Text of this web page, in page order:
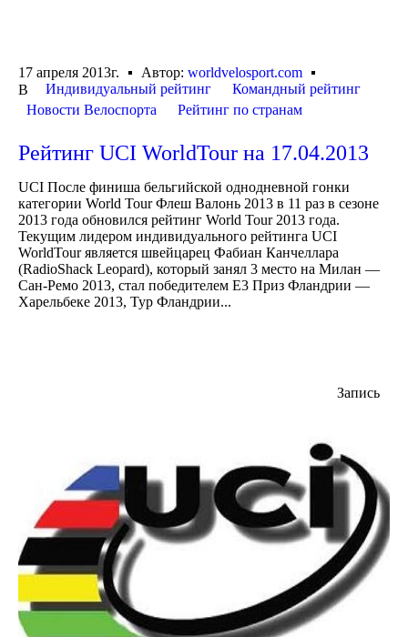
17 апреля 2013г. Автор: worldvelosport.com
В
Индивидуальный рейтинг
Командный рейтинг
Новости Велоспорта
Рейтинг по странам
Рейтинг UCI WorldTour на 17.04.2013
UCI После финиша бельгийской однодневной гонки
категории World Tour Флеш Валонь 2013 в 11 раз в сезоне
2013 года обновился рейтинг World Tour 2013 года.
Текущим лидером индивидуального рейтинга UCI
WorldTour является швейцарец Фабиан Канчеллара
(RadioShack Leopard), который занял 3 место на Милан —
Сан-Ремо 2013, стал победителем Е3 Приз Фландрии —
Харельбеке 2013, Тур Фландрии...
Запись